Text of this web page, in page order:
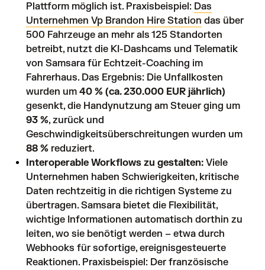
Plattform möglich ist. Praxisbeispiel: Das
Unternehmen Vp Brandon Hire Station das über
500 Fahrzeuge an mehr als 125 Standorten
betreibt, nutzt die KI-Dashcams und Telematik
von Samsara für Echtzeit-Coaching im
Fahrerhaus. Das Ergebnis: Die Unfallkosten
wurden um 40 % (ca. 230.000 EUR jährlich)
gesenkt, die Handynutzung am Steuer ging um
93 %, zurück und
Geschwindigkeitsüberschreitungen wurden um
88 % reduziert.
Interoperable Workflows zu gestalten: Viele
Unternehmen haben Schwierigkeiten, kritische
Daten rechtzeitig in die richtigen Systeme zu
übertragen. Samsara bietet die Flexibilität,
wichtige Informationen automatisch dorthin zu
leiten, wo sie benötigt werden – etwa durch
Webhooks für sofortige, ereignisgesteuerte
Reaktionen. Praxisbeispiel: Der französische